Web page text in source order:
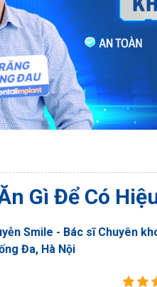
Gì Để Có
Smile - Bác sĩ Chuyên
Đa, Hà Nội